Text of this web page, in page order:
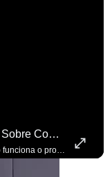
Zema Demonstra Desconhecimento Sobre Como Funciona O Processo De Mudança Das Leis. #OAntagonista
Zema demonstra desconhecimento sobre como funciona o processo de mudança das leis. #OAntagonista Se você busca informação com credibilidade, inscreva-se agora e ative o